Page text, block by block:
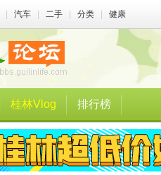
汽车 二手 分类 健康
桂林Vlog 排行榜